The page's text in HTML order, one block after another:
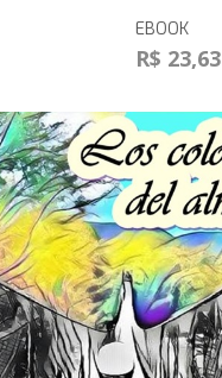
EBOOK
R$ 23,63